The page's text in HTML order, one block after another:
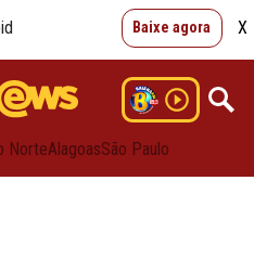
Baixe agora X
NorteAlagoasSão Paulo